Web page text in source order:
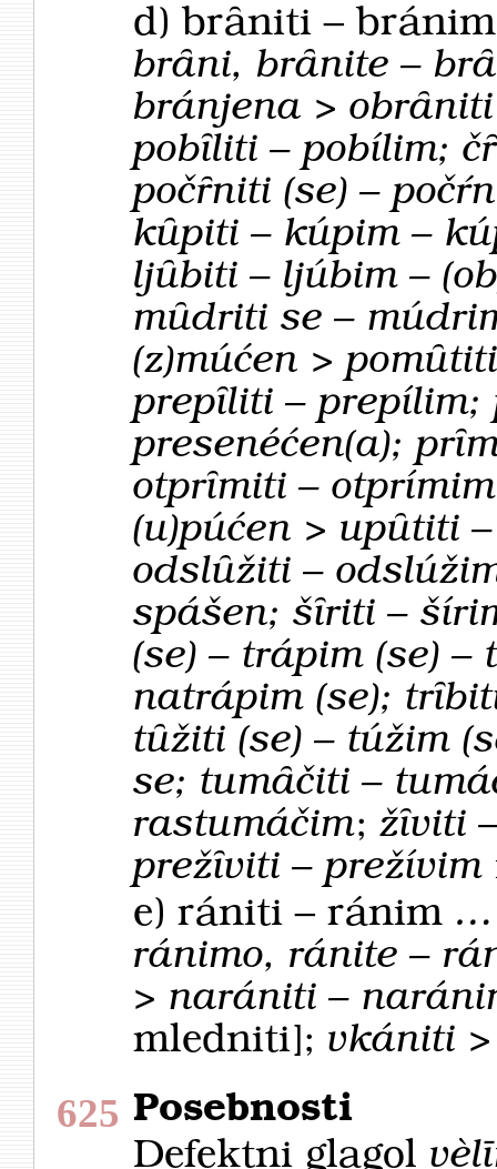
d) brȃniti –
brȃni, brȃnite –
bránjena >
pobȋliti – pobílim;
počȓniti (se) –
kȗpiti – kúpim –
ljȗbiti – ljúbim –
mȗdriti se –
(z)múćen >
prepȋliti – prepílim;
presenéćen(a);
otprȋmiti –
(u)púćen > upȗtiti
odslȗžiti –
spášen; šȋriti –
(se) – trápim (se)
natrápim (se);
tȗžiti (se) – túžim
se; tumȃčiti –
rastumáčim; žȋviti
prežȋviti – prežívim
e) rániti – ránim …
ránimo, ránite –
> narániti –
mledniti]; vkániti
625 Posebnosti
Defektni glagol